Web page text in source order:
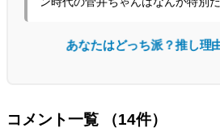
あなたはどっち派？推し理
コメント一覧 （14件）